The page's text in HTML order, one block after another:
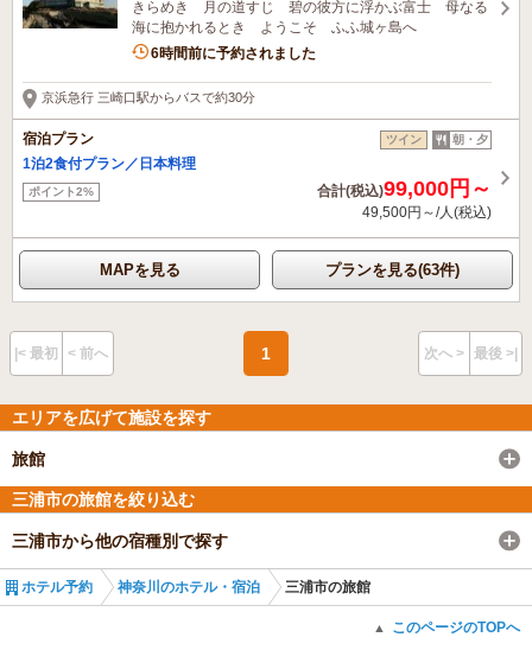
きらめき 月の道すじ 碧の彼方に浮かぶ富士 母なる
海に抱かれるとき ようこそ ふふ城ヶ島へ
4名がこの宿を見ています
6時間前に予約されました
京浜急行 三崎口駅からバスで約30分
宿泊プラン ツイン 朝・夕
1泊2食付プラン／日本料理
ポイント2% 合計(税込)99,000円～
49,500円～/人(税込)
MAPを見る プランを見る(63件)
|< 最初 < 前へ 1 次へ > 最後 >|
エリアを広げて施設を探す
旅館
三浦市の旅館を絞り込む
三浦市から他の宿種別で探す
ホテル予約 神奈川のホテル・宿泊 三浦市の旅館
▲ このページのTOPへ